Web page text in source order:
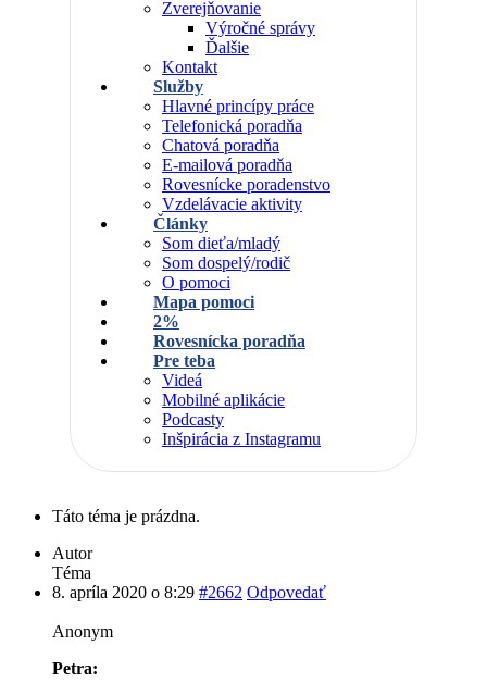
Zverejňovanie
Výročné správy
Ďalšie
Kontakt
Služby
Hlavné princípy práce
Telefonická poradňa
Chatová poradňa
E-mailová poradňa
Rovesnícke poradenstvo
Vzdelávacie aktivity
Články
Som dieťa/mladý
Som dospelý/rodič
O pomoci
Mapa pomoci
2%
Rovesnícka poradňa
Pre teba
Videá
Mobilné aplikácie
Podcasty
Inšpirácia z Instagramu
Táto téma je prázdna.
Autor
Téma
8. apríla 2020 o 8:29 #2662 Odpovedať
Anonym
Petra: